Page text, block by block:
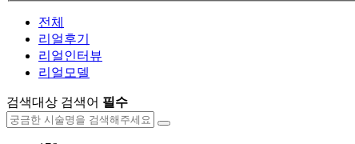
전체
리얼후기
리얼인터뷰
리얼모델
검색대상 검색어 필수